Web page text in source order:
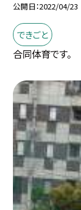
公開日 2022/04/23
できごと
合同体育です。